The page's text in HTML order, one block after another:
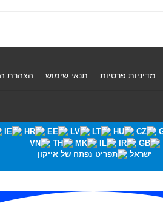
מדיניות פרטיות תנאי שימוש הצהרת
ישראל